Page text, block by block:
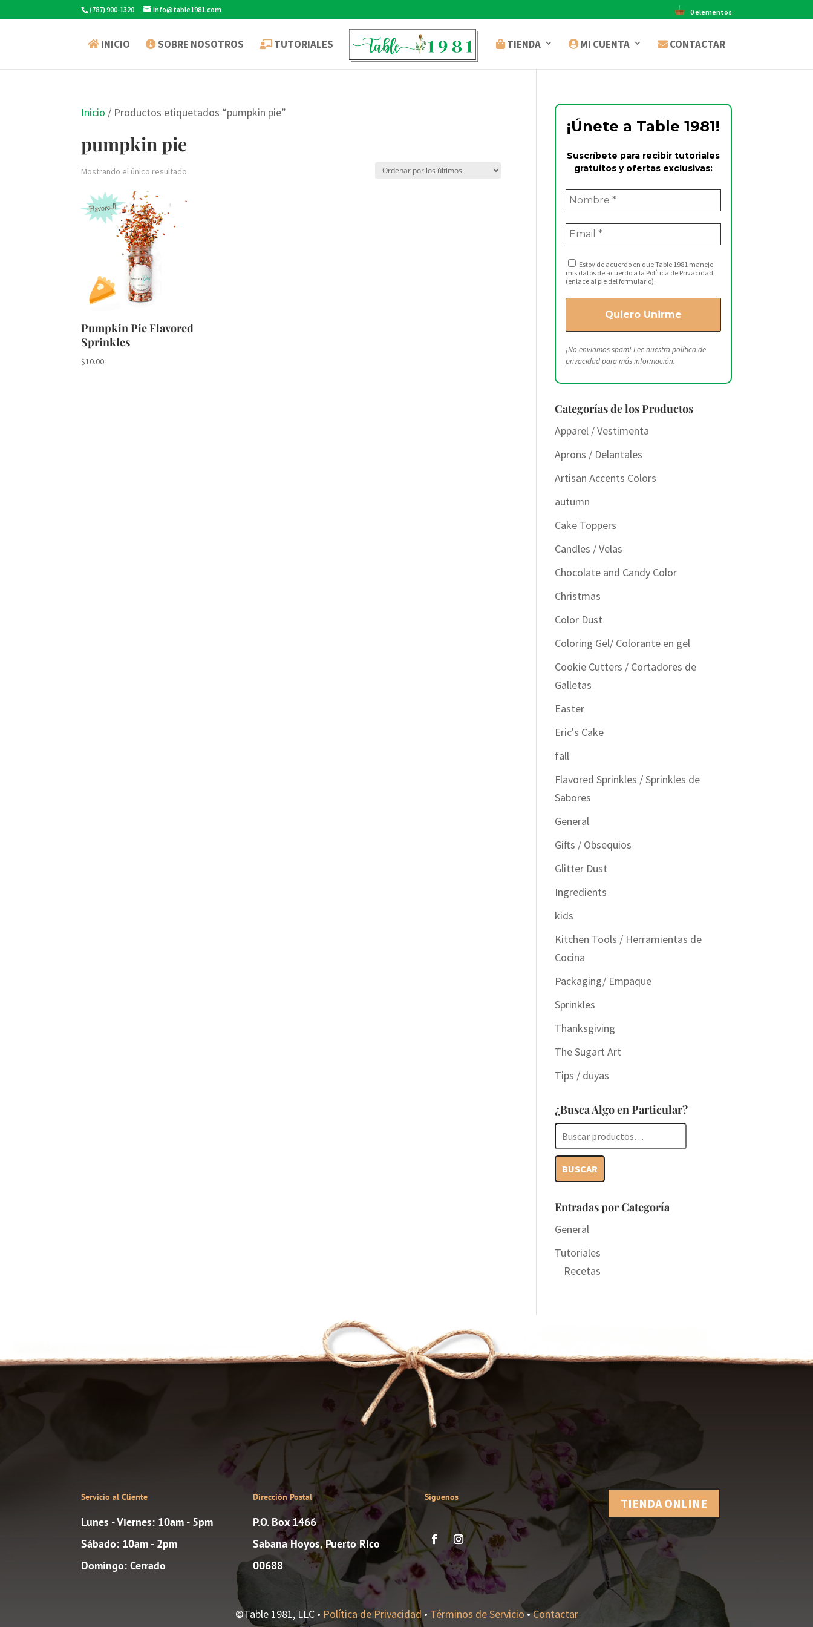
(787) 900-1320 info@table1981.com 0 elementos
INICIO SOBRE NOSOTROS TUTORIALES TIENDA MI CUENTA CONTACTAR
Inicio / Productos etiquetados “pumpkin pie”
pumpkin pie
Mostrando el único resultado
Pumpkin Pie Flavored
Sprinkles
$10.00
¡Únete a Table 1981!
Suscríbete para recibir tutoriales
gratuitos y ofertas exclusivas:
Estoy de acuerdo en que Table 1981 maneje
mis datos de acuerdo a la Política de Privacidad
(enlace al pie del formulario).
¡No enviamos spam! Lee nuestrapolítica de
privacidadpara más información.
Categorías de los Productos
Apparel / Vestimenta
Aprons / Delantales
Artisan Accents Colors
autumn
Cake Toppers
Candles / Velas
Chocolate and Candy Color
Christmas
Color Dust
Coloring Gel/ Colorante en gel
Cookie Cutters / Cortadores de
Galletas
Easter
Eric's Cake
fall
Flavored Sprinkles / Sprinkles de
Sabores
General
Gifts / Obsequios
Glitter Dust
Ingredients
kids
Kitchen Tools / Herramientas de
Cocina
Packaging/ Empaque
Sprinkles
Thanksgiving
The Sugart Art
Tips / duyas
¿Busca Algo en Particular?
Buscar
por:
BUSCAR
Entradas por Categoría
General
Tutoriales
Recetas
Servicio al Cliente
Lunes - Viernes: 10am - 5pm
Sábado: 10am - 2pm
Domingo: Cerrado
Dirección Postal
P.O. Box 1466
Sabana Hoyos, Puerto Rico
00688
Síguenos TIENDA ONLINE
©Table 1981, LLC • Política de Privacidad• Términos de Servicio•Contactar